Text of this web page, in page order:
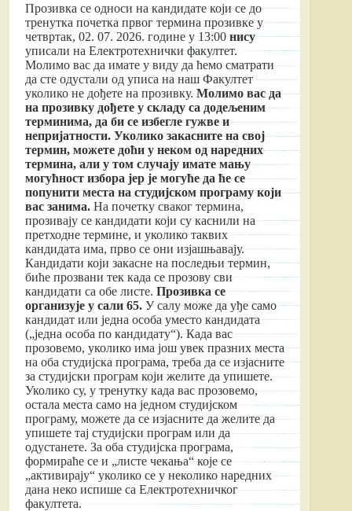
Прозивка се односи на кандидате који се до
тренутка почетка првог термина прозивке у
четвртак, 02. 07. 2026. године у 13:00нису
уписали на Електротехнички факултет.
Молимо вас да имате у виду да ћемо сматрати
да сте одустали од уписа на наш Факултет
уколико не дођете на прозивку.Молимо вас да
на прозивку дођете у складу са додељеним
терминима, да би се избегле гужве и
непријатности. Уколико закасните на свој
термин, можете доћи у неком од наредних
термина, али у том случају имате мању
могућност избора јер је могуће да ће се
попунити места на студијском програму који
вас занима. На почетку сваког термина,
прозивају се кандидати који су каснили на
претходне термине, и уколико таквих
кандидата има, прво се они изјашњавају.
Кандидати који закасне на последњи термин,
биће прозвани тек када се прозову сви
кандидати са обе листе.Прозивка се
организује у сали 65. У салу може да уђе само
кандидат или једна особа уместо кандидата
(„једна особа по кандидату“). Када вас
прозовемо, уколико има још увек празних места
на оба студијска програма, треба да се изјасните
за студијски програм који желите да упишете.
Уколико су, у тренутку када вас прозовемо,
остала места само на једном студијском
програму, можете да се изјасните да желите да
упишете тај студијски програм или да
одустанете. За оба студијска програма,
формираће се и „листе чекања“ које се
„активирају“ уколико се у неколико наредних
дана неко испише са Електротехничког
факултета.